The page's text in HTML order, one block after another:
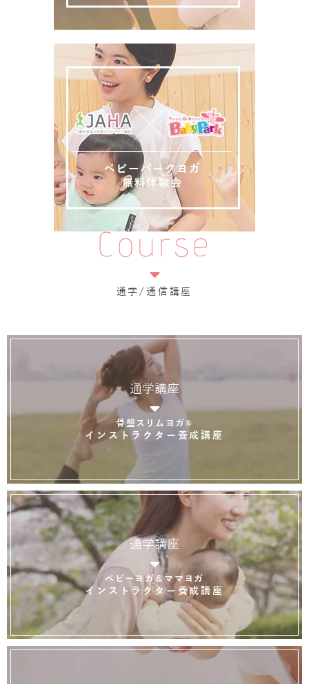
Course
通学/通信講座
通学講座
骨盤スリムヨガ®
インストラクター養成講座
通学講座
ベビーヨガ＆ママヨガ
インストラクター養成講座